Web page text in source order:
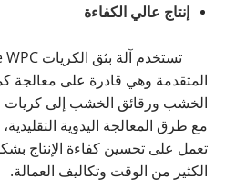
إنتاج عالي الكفاءة
المتقدمة وهي قادرة على معالجة
الخشب ورقائق الخشب إلى كريات
مع طرق المعالجة اليدوية
تعمل على تحسين كفاءة الإنتاج
الكثير من الوقت وتكاليف العمالة.